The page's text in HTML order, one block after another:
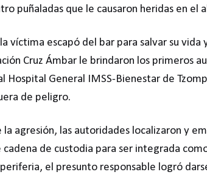
puñaladas que le causaron heridas en el
víctima escapó del bar para salvar su vida
Cruz Ámbar le brindaron los primeros
Hospital General IMSS-Bienestar de
de peligro.
la agresión, las autoridades localizaron y
de custodia para ser integrada
el presunto responsable logró